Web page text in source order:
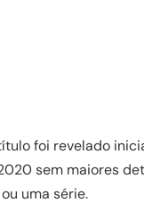
foi revelado
sem maiores
uma série.